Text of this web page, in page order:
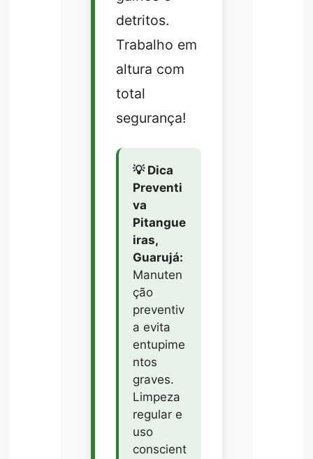
detritos.
Trabalho em
altura com
total
segurança!
💡 Dica
Preventi
va
Pitangue
iras,
Guarujá:
Manuten
ção
preventiv
a evita
entupime
ntos
graves.
Limpeza
regular e
uso
conscient